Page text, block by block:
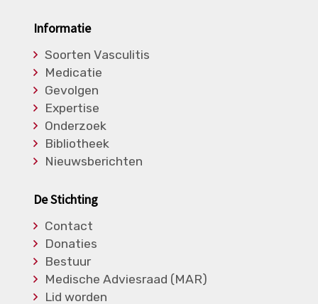
Informatie
Soorten Vasculitis
Medicatie
Gevolgen
Expertise
Onderzoek
Bibliotheek
Nieuwsberichten
De Stichting
Contact
Donaties
Bestuur
Medische Adviesraad (MAR)
Lid worden